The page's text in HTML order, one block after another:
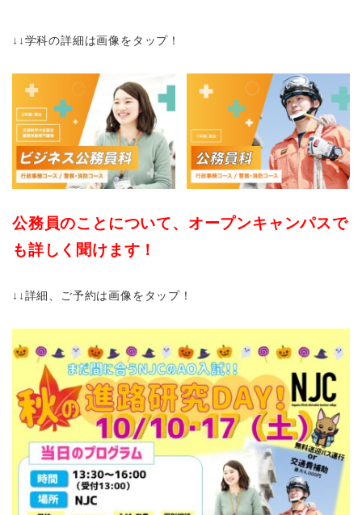
↓↓学科の詳細は画像をタップ！
公務員のことについて、オープンキャンパスで
も詳しく聞けます！
↓↓詳細、ご予約は画像をタップ！